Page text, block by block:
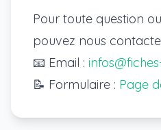
Pour toute question
pouvez nous
📧 Email :
📝 Formulaire : Page